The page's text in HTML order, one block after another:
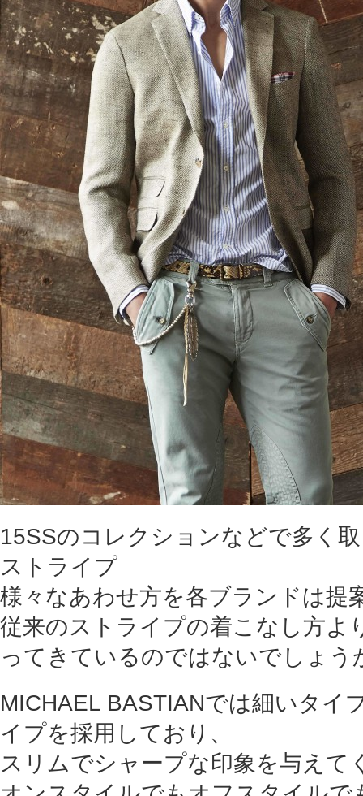
15SSのコレクションなどで多く
ストライプ
様々なあわせ方を各ブランドは提
従来のストライプの着こなし方よ
ってきているのではないでしょう
MICHAEL BASTIANでは細いタイ
イプを採用しており、
スリムでシャープな印象を与えて